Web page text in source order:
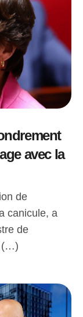
avec la
de
canicule, a
de
(…)